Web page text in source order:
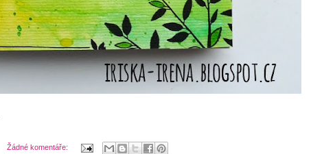
Žádné komentáře: